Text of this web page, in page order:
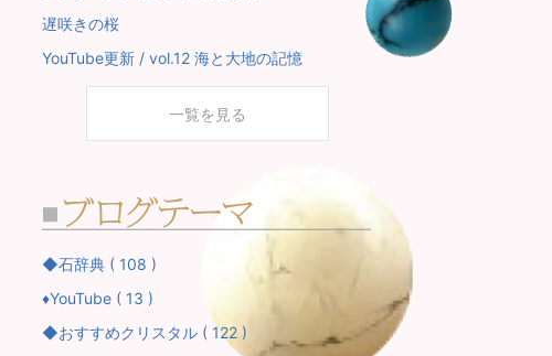
遅咲きの桜
YouTube更新 / vol.12 海と大地の記憶
一覧を見る
◆石辞典 ( 108 )
♦YouTube ( 13 )
◆おすすめクリスタル ( 122 )